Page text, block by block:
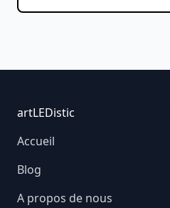
Footer
artLEDistic
Accueil
Blog
A propos de nous